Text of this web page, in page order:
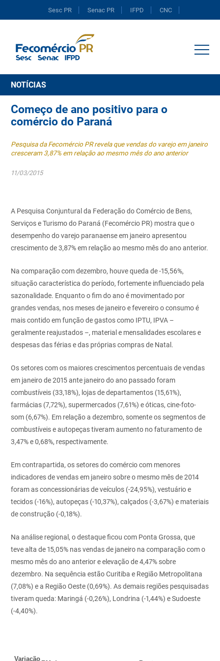
Sesc PR Senac PR IFPD CNC
NOTÍCIAS
Começo de ano positivo para o
comércio do Paraná
Pesquisa da Fecomércio PR revela que vendas do varejo em janeiro
cresceram 3,87% em relação ao mesmo mês do ano anterior
11/03/2015
A Pesquisa Conjuntural da Federação do Comércio de Bens,
Serviços e Turismo do Paraná (Fecomércio PR) mostra que o
desempenho do varejo paranaense em janeiro apresentou
crescimento de 3,87% em relação ao mesmo mês do ano anterior.
Na comparação com dezembro, houve queda de -15,56%,
situação característica do período, fortemente influenciado pela
sazonalidade. Enquanto o fim do ano é movimentado por
grandes vendas, nos meses de janeiro e fevereiro o consumo é
mais contido em função de gastos como IPTU, IPVA –
geralmente reajustados –, material e mensalidades escolares e
despesas das férias e das próprias compras de Natal.
Os setores com os maiores crescimentos percentuais de vendas
em janeiro de 2015 ante janeiro do ano passado foram
combustíveis (33,18%), lojas de departamentos (15,61%),
farmácias (7,72%), supermercados (7,61%) e óticas, cine-foto-
som (6,67%). Em relação a dezembro, somente os segmentos de
combustíveis e autopeças tiveram aumento no faturamento de
3,47% e 0,68%, respectivamente.
Em contrapartida, os setores do comércio com menores
indicadores de vendas em janeiro sobre o mesmo mês de 2014
foram as concessionárias de veículos (-24,95%), vestuário e
tecidos (-16%), autopeças (-10,37%), calçados (-3,67%) e materiais
de construção (-0,18%).
Na análise regional, o destaque ficou com Ponta Grossa, que
teve alta de 15,05% nas vendas de janeiro na comparação com o
mesmo mês do ano anterior e elevação de 4,47% sobre
dezembro. Na sequência estão Curitiba e Região Metropolitana
(7,08%) e a Região Oeste (0,69%). As demais regiões pesquisadas
tiveram queda: Maringá (-0,26%), Londrina (-1,44%) e Sudoeste
(-4,40%).
Variação